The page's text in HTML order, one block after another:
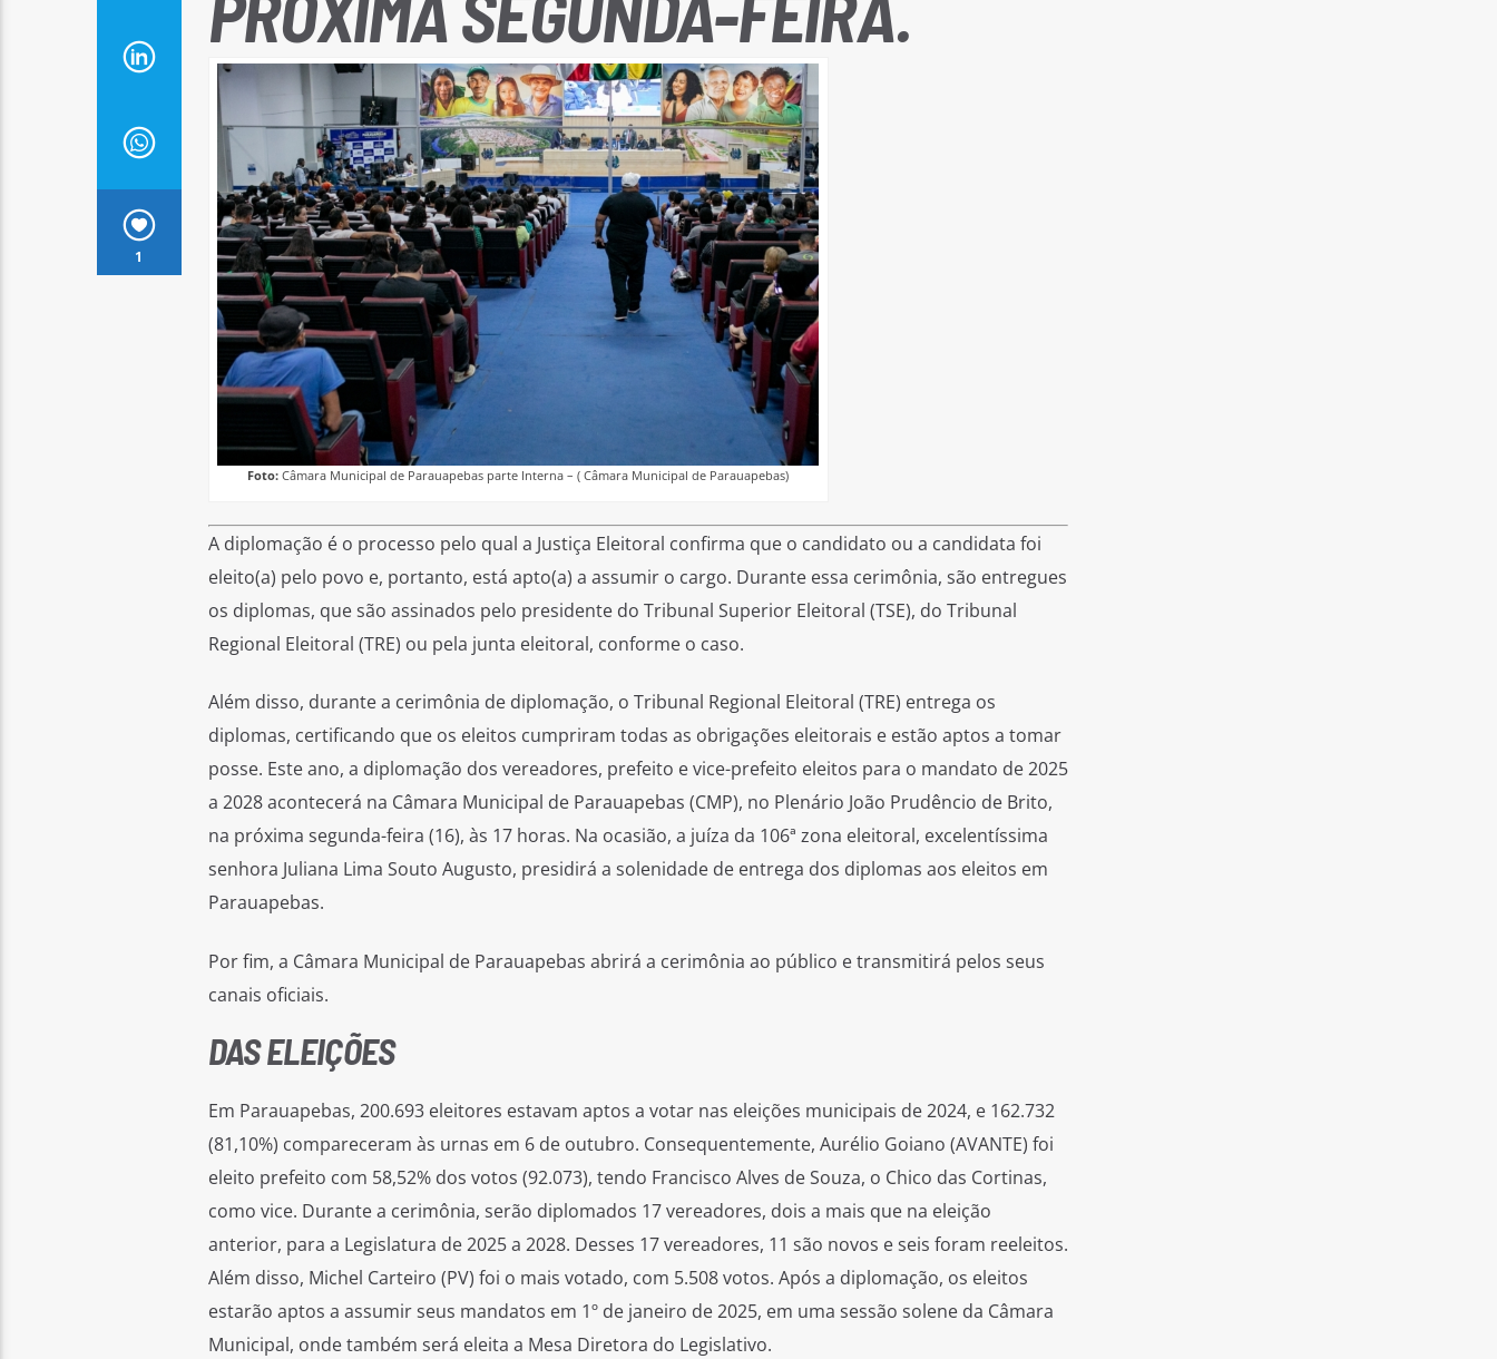
1
Foto: Câmara Municipal de Parauapebas parte Interna – ( Câmara Municipal de Parauapebas)
A diplomação é o processo pelo qual a Justiça Eleitoral confirma que o candidato ou a candidata foi
eleito(a) pelo povo e, portanto, está apto(a) a assumir o cargo. Durante essa cerimônia, são entregues
os diplomas, que são assinados pelo presidente do Tribunal Superior Eleitoral (TSE), do Tribunal
Regional Eleitoral (TRE) ou pela junta eleitoral, conforme o caso.
Além disso, durante a cerimônia de diplomação, o Tribunal Regional Eleitoral (TRE) entrega os
diplomas, certificando que os eleitos cumpriram todas as obrigações eleitorais e estão aptos a tomar
posse. Este ano, a diplomação dos vereadores, prefeito e vice-prefeito eleitos para o mandato de 2025
a 2028 acontecerá na Câmara Municipal de Parauapebas (CMP), no Plenário João Prudêncio de Brito,
na próxima segunda-feira (16), às 17 horas. Na ocasião, a juíza da 106ª zona eleitoral, excelentíssima
senhora Juliana Lima Souto Augusto, presidirá a solenidade de entrega dos diplomas aos eleitos em
Parauapebas.
Por fim, a Câmara Municipal de Parauapebas abrirá a cerimônia ao público e transmitirá pelos seus
canais oficiais.
DAS ELEIÇÕES
Em Parauapebas, 200.693 eleitores estavam aptos a votar nas eleições municipais de 2024, e 162.732
(81,10%) compareceram às urnas em 6 de outubro. Consequentemente, Aurélio Goiano (AVANTE) foi
eleito prefeito com 58,52% dos votos (92.073), tendo Francisco Alves de Souza, o Chico das Cortinas,
como vice. Durante a cerimônia, serão diplomados 17 vereadores, dois a mais que na eleição
anterior, para a Legislatura de 2025 a 2028. Desses 17 vereadores, 11 são novos e seis foram reeleitos.
Além disso, Michel Carteiro (PV) foi o mais votado, com 5.508 votos. Após a diplomação, os eleitos
estarão aptos a assumir seus mandatos em 1º de janeiro de 2025, em uma sessão solene da Câmara
Municipal, onde também será eleita a Mesa Diretora do Legislativo.